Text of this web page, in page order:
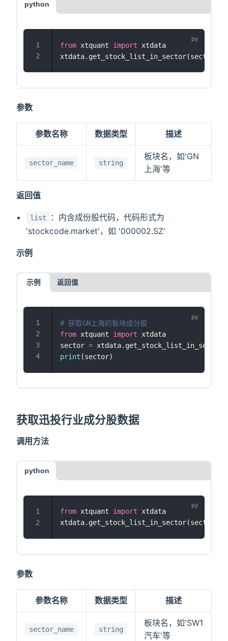
python
from xtquant import xtdata
参数
参数名称 数据类型 描述
sector_name string
板块名，如'GN
上海'等
返回值
list
：内含成份股代码，代码形式为
'stockcode.market'，如 '000002.SZ'
示例
示例 返回值
# 获取GN上海的板块成分股
from xtquant import xtdata
sector = xtdata.get_stock_list_in_sector(
print (sector)
获取迅投行业成分股数据
调用方法
python
from xtquant import xtdata
参数
参数名称 数据类型 描述
sector_name string
板块名，如'SW1
汽车'等